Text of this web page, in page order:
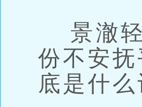
景澈轻
份不安
底是什